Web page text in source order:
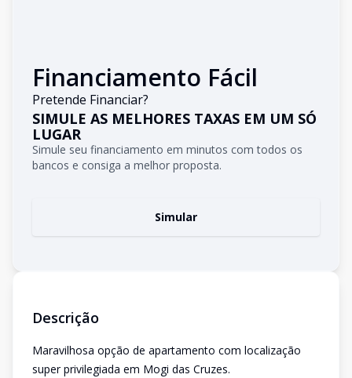
Financiamento Fácil
Pretende Financiar?
SIMULE AS MELHORES TAXAS EM UM SÓ
LUGAR
Simule seu financiamento em minutos com todos os
bancos e consiga a melhor proposta.
Simular
Descrição
Maravilhosa opção de apartamento com localização
super privilegiada em Mogi das Cruzes.